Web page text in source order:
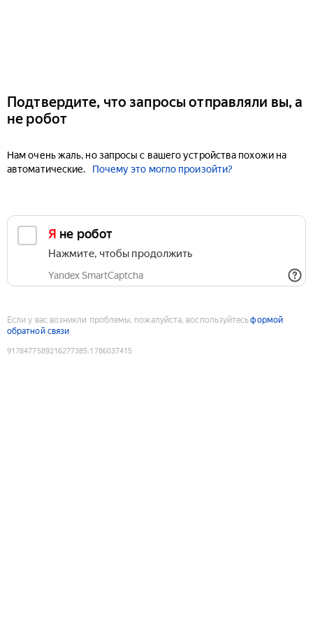
Подтвердите, что запросы отправляли вы, а
не робот
Нам очень жаль, но запросы с вашего устройства похожи на
автоматические.
Почему это могло произойти?
Я не робот
Нажмите, чтобы продолжить
Yandex SmartCaptcha
Если у вас возникли проблемы, пожалуйста, воспользуйтесьформой
обратной связи
9178477589216277385:1786037415